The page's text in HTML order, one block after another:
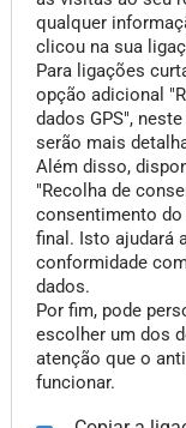
qualquer
clicou na sua
Para ligações
opção adicional
dados GPS",
serão mais
Além disso,
"Recolha de
consentimento
final. Isto ajudará
conformidade
dados.
Por fim, pode
escolher um dos
atenção que o
funcionar.